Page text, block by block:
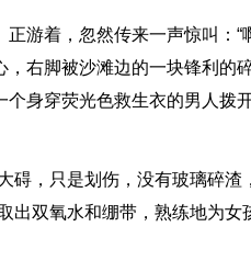
游着，忽然传来一声惊叫：“
右脚被沙滩边的一块锋利的
身穿荧光色救生衣的男人拨
碍，只是划伤，没有玻璃碎渣
出双氧水和绷带，熟练地为女